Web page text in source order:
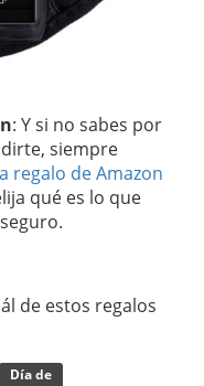
: Y si no sabes por
siempre
regalo de Amazon
qué es lo que
de estos regalos
Día de